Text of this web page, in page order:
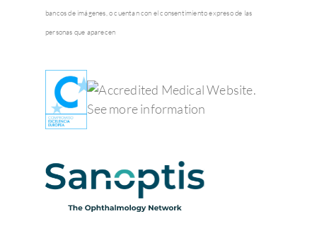
bancos de imágenes, o cuentan con el consentimiento expreso de las
personas que aparecen